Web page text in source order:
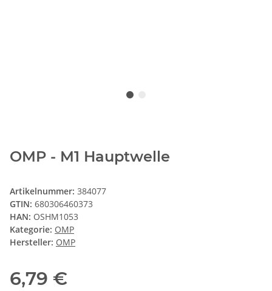
OMP - M1 Hauptwelle
Artikelnummer: 384077
GTIN: 680306460373
HAN: OSHM1053
Kategorie: OMP
Hersteller: OMP
6,79 €